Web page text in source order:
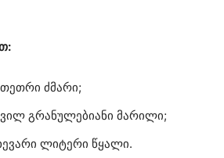
ძმარი;
გრანულებიანი მარილი;
ლიტერი წყალი.